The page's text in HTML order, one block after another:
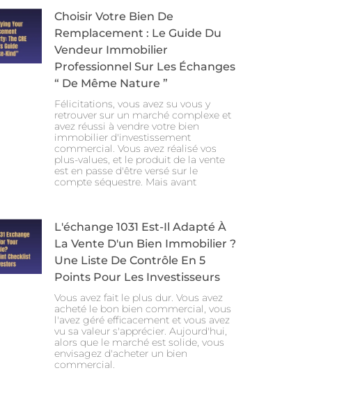
Choisir Votre Bien De
Remplacement : Le Guide Du
Vendeur Immobilier
Professionnel Sur Les Échanges
“ De Même Nature ”
Félicitations, vous avez su vous y
retrouver sur un marché complexe et
avez réussi à vendre votre bien
immobilier d'investissement
commercial. Vous avez réalisé vos
plus-values, et le produit de la vente
est en passe d'être versé sur le
compte séquestre. Mais avant
L'échange 1031 Est-Il Adapté À
La Vente D'un Bien Immobilier ?
Une Liste De Contrôle En 5
Points Pour Les Investisseurs
Vous avez fait le plus dur. Vous avez
acheté le bon bien commercial, vous
l'avez géré efficacement et vous avez
vu sa valeur s'apprécier. Aujourd'hui,
alors que le marché est solide, vous
envisagez d'acheter un bien
commercial.